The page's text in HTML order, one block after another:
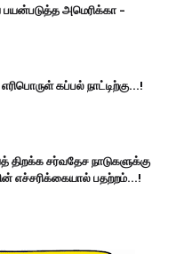
அமெரிக்கா –
கப்பல் நாட்டிற்கு...!
சர்வதேச நாடுகளுக்கு
எச்சரிக்கையால் பதற்றம்...!